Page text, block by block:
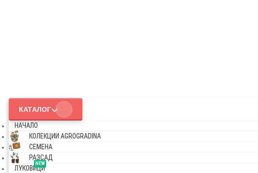
КАТАЛОГ
НАЧАЛО
КОЛЕКЦИИ AGROGRADINA
СЕМЕНА
РАЗСАД
NEW
ЛУКОВИЦИ